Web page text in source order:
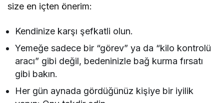
size en içten önerim:
Kendinize karşı şefkatli olun.
Yemeğe sadece bir “görev” ya da “kilo kontrolü
aracı” gibi değil, bedeninizle bağ kurma fırsatı
gibi bakın.
Her gün aynada gördüğünüz kişiye bir iyilik